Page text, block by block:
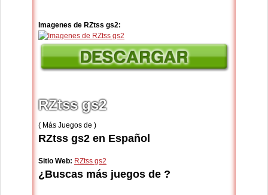
Imagenes de RZtss gs2:
RZtss gs2
( Más Juegos de )
RZtss gs2 en Español
Sitio Web: RZtss gs2
¿Buscas más juegos de ?